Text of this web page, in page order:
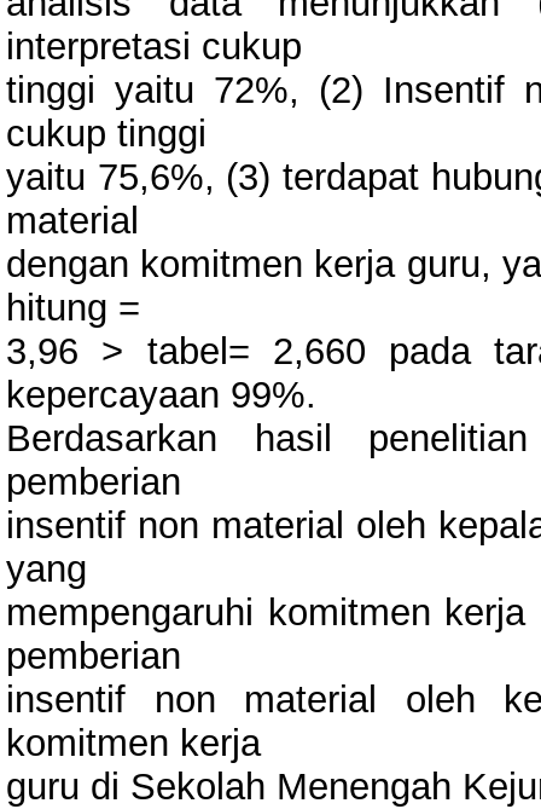
interpretasi cukup
tinggi yaitu 72%, (2) Insentif
cukup tinggi
yaitu 75,6%, (3) terdapat
material
dengan komitmen kerja guru,
hitung =
3,96 > tabel= 2,660 pada
kepercayaan 99%.
Berdasarkan hasil
pemberian
insentif non material oleh
yang
mempengaruhi komitmen
pemberian
insentif non material oleh
komitmen kerja
guru di Sekolah Menengah